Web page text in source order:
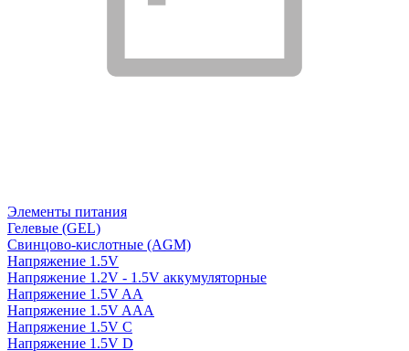
Элементы питания
Гелевые (GEL)
Свинцово-кислотные (AGM)
Напряжение 1.5V
Напряжение 1.2V - 1.5V аккумуляторные
Напряжение 1.5V AA
Напряжение 1.5V AAA
Напряжение 1.5V C
Напряжение 1.5V D